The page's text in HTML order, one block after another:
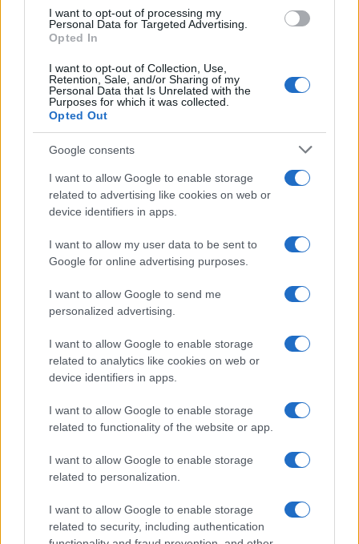
I want to opt-out of processing my
Personal Data for Targeted Advertising.
Opted In
I want to opt-out of Collection, Use,
Retention, Sale, and/or Sharing of my
Personal Data that Is Unrelated with the
Purposes for which it was collected.
Opted Out
Google consents
I want to allow Google to enable storage
related to advertising like cookies on web or
device identifiers in apps.
I want to allow my user data to be sent to
Google for online advertising purposes.
I want to allow Google to send me
personalized advertising.
I want to allow Google to enable storage
related to analytics like cookies on web or
device identifiers in apps.
I want to allow Google to enable storage
related to functionality of the website or app.
I want to allow Google to enable storage
related to personalization.
I want to allow Google to enable storage
related to security, including authentication
Η ΣΤΗΛΗ ΜΑΣ